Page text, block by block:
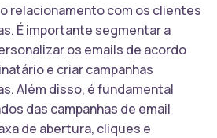
relacionamento com os clientes
É importante segmentar a
os emails de acordo
e criar campanhas
Além disso, é fundamental
das campanhas de email
de abertura, cliques e